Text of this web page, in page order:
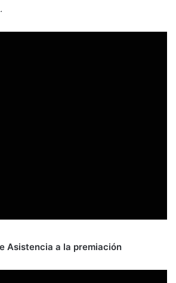
Asistencia a la premiación